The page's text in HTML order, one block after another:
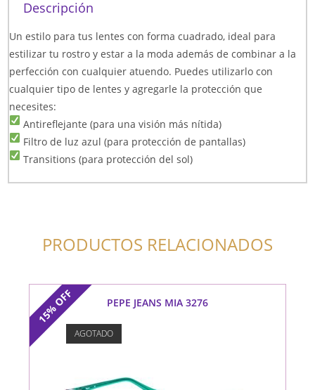
Descripción
Un estilo para tus lentes con forma cuadrado, ideal para
estilizar tu rostro y estar a la moda además de combinar a la
perfección con cualquier atuendo. Puedes utilizarlo con
cualquier tipo de lentes y agregarle la protección que
necesites:
Antireflejante (para una visión más nítida)
Filtro de luz azul (para protección de pantallas)
Transitions (para protección del sol)
PRODUCTOS RELACIONADOS
15%
OFF PEPE JEANS MIA 3276
AGOTADO